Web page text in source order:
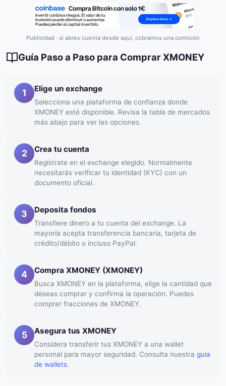
Publicidad · si abres cuenta desde aquí, cobramos una comisión
Guía Paso a Paso para Comprar XMONEY
1 Elige un exchange
Selecciona una plataforma de confianza donde
XMONEY esté disponible. Revisa la tabla de mercados
más abajo para ver las opciones.
2 Crea tu cuenta
Regístrate en el exchange elegido. Normalmente
necesitarás verificar tu identidad (KYC) con un
documento oficial.
3 Deposita fondos
Transfiere dinero a tu cuenta del exchange. La
mayoría acepta transferencia bancaria, tarjeta de
crédito/débito o incluso PayPal.
4 Compra XMONEY (XMONEY)
Busca XMONEY en la plataforma, elige la cantidad que
deseas comprar y confirma la operación. Puedes
comprar fracciones de XMONEY.
5 Asegura tus XMONEY
Considera transferir tus XMONEY a una wallet
personal para mayor seguridad. Consulta nuestra guia
de wallets.